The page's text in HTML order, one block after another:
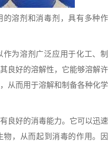
的溶剂和消毒剂，具有多种作
为溶剂广泛应用于化工、制
良好的溶解性，它能够溶解许
从而用于溶解和制备各种化学
良好的消毒能力。它可以迅速
，从而起到消毒的作用。因